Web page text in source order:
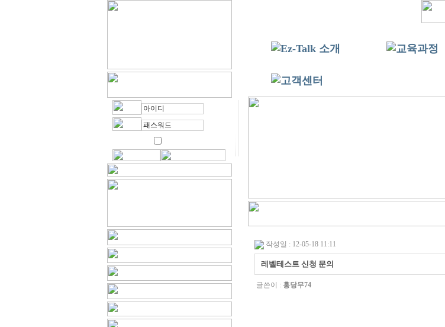
작성일 : 12-05-18 11:11
레벨테스트 신청 문의
글쓴이 : 홍당무74